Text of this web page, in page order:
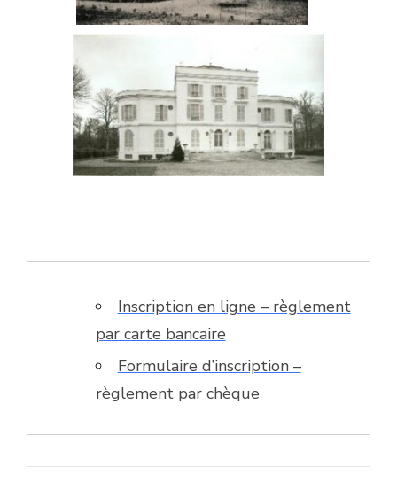
Inscription en ligne – règlement
par carte bancaire
Formulaire d’inscription –
règlement par chèque